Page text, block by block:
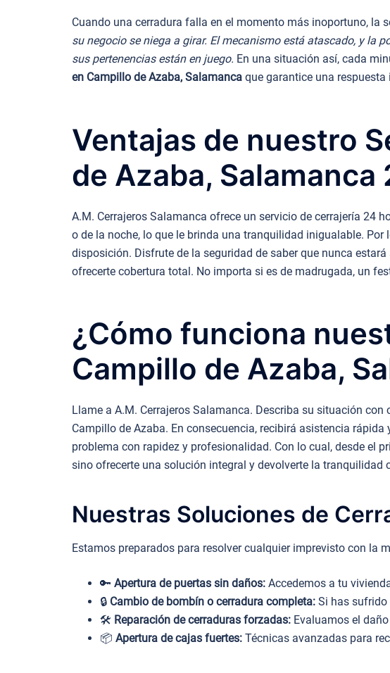
Cuando una cerradura falla en el momento más inoportuno, la
su negocio se niega a girar. El mecanismo está atascado, y la
sus pertenencias están en juego. En una situación así, cada
en Campillo de Azaba, Salamanca que garantice una
Ventajas de nuestro
de Azaba, Salamanca
A.M. Cerrajeros Salamanca ofrece un servicio de cerrajería 24
o de la noche, lo que le brinda una tranquilidad inigualable.
disposición. Disfrute de la seguridad de saber que nunca
ofrecerte cobertura total. No importa si es de madrugada, un
¿Cómo funciona
Campillo de Azaba,
Llame a A.M. Cerrajeros Salamanca. Describa su situación
Campillo de Azaba. En consecuencia, recibirá asistencia
problema con rapidez y profesionalidad. Con lo cual, desde el
sino ofrecerte una solución integral y devolverte la tranquilidad
Nuestras Soluciones de
Estamos preparados para resolver cualquier imprevisto con la
🔑 Apertura de puertas sin daños: Accedemos a tu
🔒 Cambio de bombín o cerradura completa: Si has sufrido
🛠️ Reparación de cerraduras forzadas: Evaluamos el
📦 Apertura de cajas fuertes: Técnicas avanzadas para